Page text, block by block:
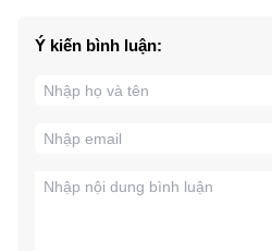
Ý kiến bình luận: